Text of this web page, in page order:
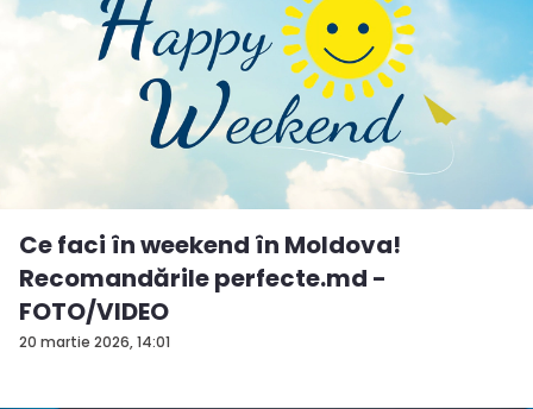
20 martie 2026, 14:01
Ce faci în weekend în Moldova!
Recomandările perfecte.md -
FOTO/VIDEO